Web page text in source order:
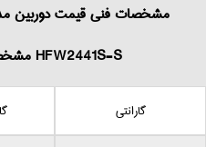
HFW2441S-S مشخصات سفارش و خرید
گارانتی